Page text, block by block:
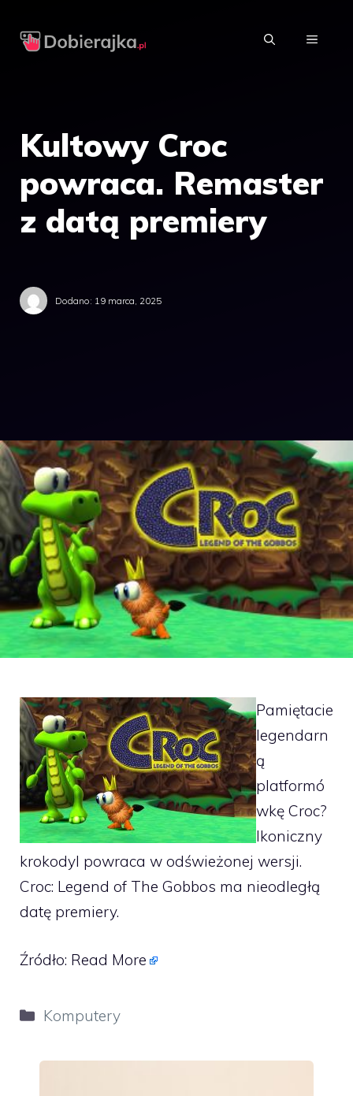
MENU
Kultowy Croc
powraca. Remaster
z datą premiery
Dodano: 19 marca, 2025
Pamiętacie
legendarn
ą
platformó
wkę Croc?
Ikoniczny
krokodyl powraca w odświeżonej wersji.
Croc: Legend of The Gobbos ma nieodległą
datę premiery.
Źródło: Read More
Kategorie
Komputery